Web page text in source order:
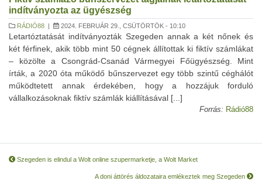
indítványozta az ügyészség
RÁDIÓ88 | 2024. FEBRUÁR 29., CSÜTÖRTÖK - 10:10
Letartóztatását indítványozták Szegeden annak a két nőnek és
két férfinek, akik több mint 50 cégnek állítottak ki fiktív számlákat
– közölte a Csongrád-Csanád Vármegyei Főügyészség. Mint
írták, a 2020 óta működő bűnszervezet egy több szintű céghálót
működtetett annak érdekében, hogy a hozzájuk forduló
vállalkozásoknak fiktív számlák kiállításával [...]
Forrás: Rádió88
Szegeden is elindul a Wolt online szupermarketje, a Wolt Market
A doni áttörés áldozataira emlékeztek meg Szegeden